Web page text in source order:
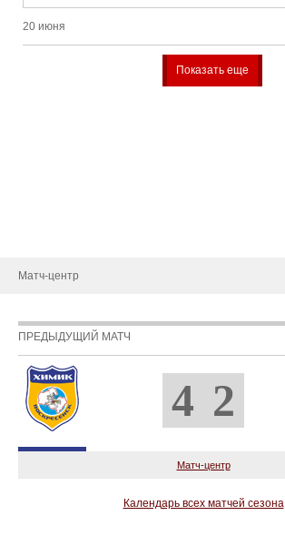
20 июня
Показать еще
Матч-центр
ПРЕДЫДУЩИЙ МАТЧ
4 2
Матч-центр
Календарь всех матчей сезона